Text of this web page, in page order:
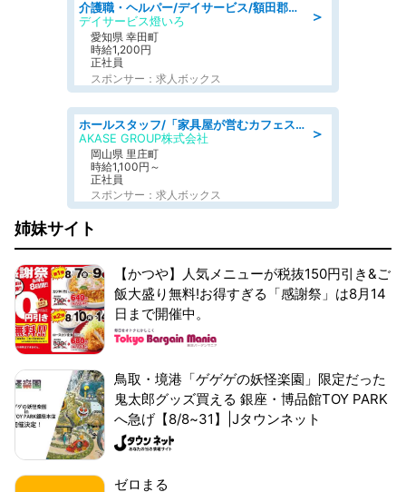
＞
介護職・ヘルパー/デイサービス/額田郡幸田町/JR東海道本線 幸田/愛知県
デイサービス燈いろ
愛知県 幸田町
時給1,200円
正社員
スポンサー：求人ボックス
＞
ホールスタッフ/「家具屋が営むカフェスタッフ!」週2日～OK!嬉しいまかない付き/岡山県/浅口郡里庄町
AKASE GROUP株式会社
岡山県 里庄町
時給1,100円～
正社員
スポンサー：求人ボックス
姉妹サイト
【かつや】人気メニューが税抜150円引き&ご
飯大盛り無料!お得すぎる「感謝祭」は8月14
日まで開催中。
鳥取・境港「ゲゲゲの妖怪楽園」限定だった
鬼太郎グッズ買える 銀座・博品館TOY PARK
へ急げ【8/8~31】|Jタウンネット
ゼロまる